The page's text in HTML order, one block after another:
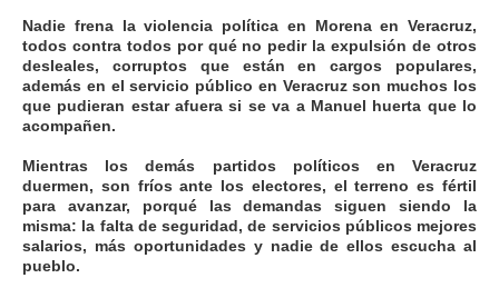
Nadie frena la violencia política en Morena en Veracruz,
todos contra todos por qué no pedir la expulsión de otros
desleales, corruptos que están en cargos populares,
además en el servicio público en Veracruz son muchos los
que pudieran estar afuera si se va a Manuel huerta que lo
acompañen.
Mientras los demás partidos políticos en Veracruz
duermen, son fríos ante los electores, el terreno es fértil
para avanzar, porqué las demandas siguen siendo la
misma: la falta de seguridad, de servicios públicos mejores
salarios, más oportunidades y nadie de ellos escucha al
pueblo.